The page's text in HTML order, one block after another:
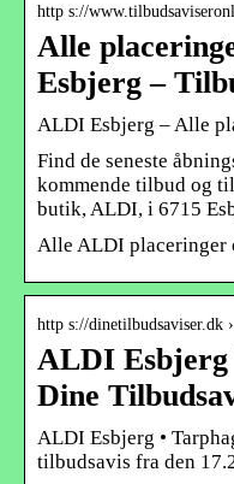
http s://
Alle
Esbjerg –
ALDI Esbjerg – Alle
Find de seneste
kommende tilbud og
butik, ALDI, i 6715
Alle ALDI placeringer
http s://dinetilbudsaviser.dk
ALDI Esbjerg
Dine
ALDI Esbjerg •
tilbudsavis fra den